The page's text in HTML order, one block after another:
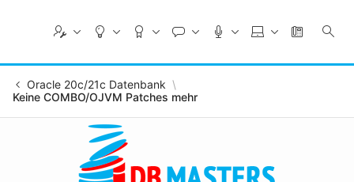
Oracle 20c/21c Datenbank
Keine COMBO/OJVM Patches mehr